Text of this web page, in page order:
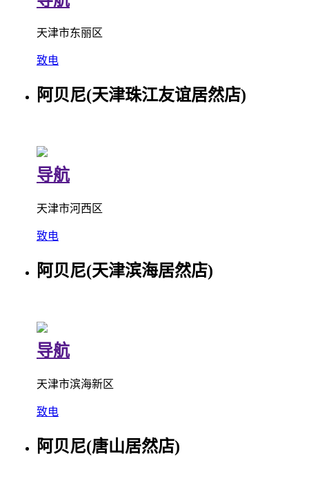
天津市东丽区
致电
阿贝尼(天津珠江友谊居然店)
导航
天津市河西区
致电
阿贝尼(天津滨海居然店)
导航
天津市滨海新区
致电
阿贝尼(唐山居然店)